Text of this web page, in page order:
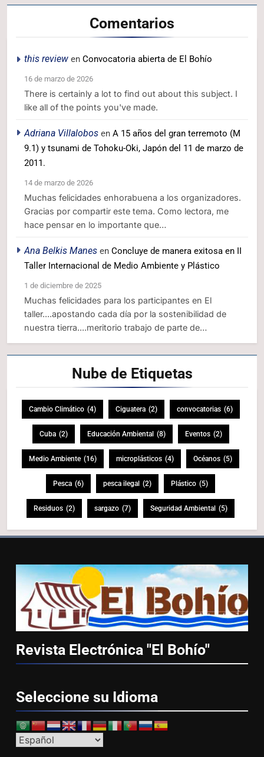
Comentarios
this review en Convocatoria abierta de El Bohío
16 de marzo de 2026
There is certainly a lot to find out about this subject. I
like all of the points you've made.
Adriana Villalobos en A 15 años del gran terremoto (M
9.1) y tsunami de Tohoku-Oki, Japón del 11 de marzo de
2011.
14 de marzo de 2026
Muchas felicidades enhorabuena a los organizadores.
Gracias por compartir este tema. Como lectora, me
hace pensar en lo importante que…
Ana Belkis Manes en Concluye de manera exitosa en II
Taller Internacional de Medio Ambiente y Plástico
1 de diciembre de 2025
Muchas felicidades para los participantes en El
taller....apostando cada día por la sostenibilidad de
nuestra tierra....meritorio trabajo de parte de…
Nube de Etiquetas
Cambio Climático (4) Ciguatera (2) convocatorias (6)
Cuba (2) Educación Ambiental (8) Eventos (2)
Medio Ambiente (16) microplásticos (4) Océanos (5)
Pesca (6) pesca ilegal (2) Plástico (5)
Residuos (2) sargazo (7) Seguridad Ambiental (5)
Revista Electrónica "El Bohío"
Seleccione su Idioma